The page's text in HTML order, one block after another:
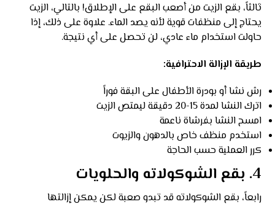
ثالثاً، بقع الزيت من أصعب البقع على الإطلاق! بالتالي، الزيت
يحتاج إلى منظفات قوية لأنه يصد الماء. علاوة على ذلك، إذا
حاولت استخدام ماء عادي، لن تحصل على أي نتيجة.
طريقة الإزالة الاحترافية:
رش نشا أو بودرة الأطفال على البقة فوراً
اترك النشا لمدة 15-20 دقيقة ليمتص الزيت
امسح النشا بفرشاة ناعمة
استخدم منظف خاص بالدهون والزيوت
كرر العملية حسب الحاجة
4. بقع الشوكولاته والحلويات
رابعاً، بقع الشوكولاته قد تبدو صعبة لكن يمكن إزالتها